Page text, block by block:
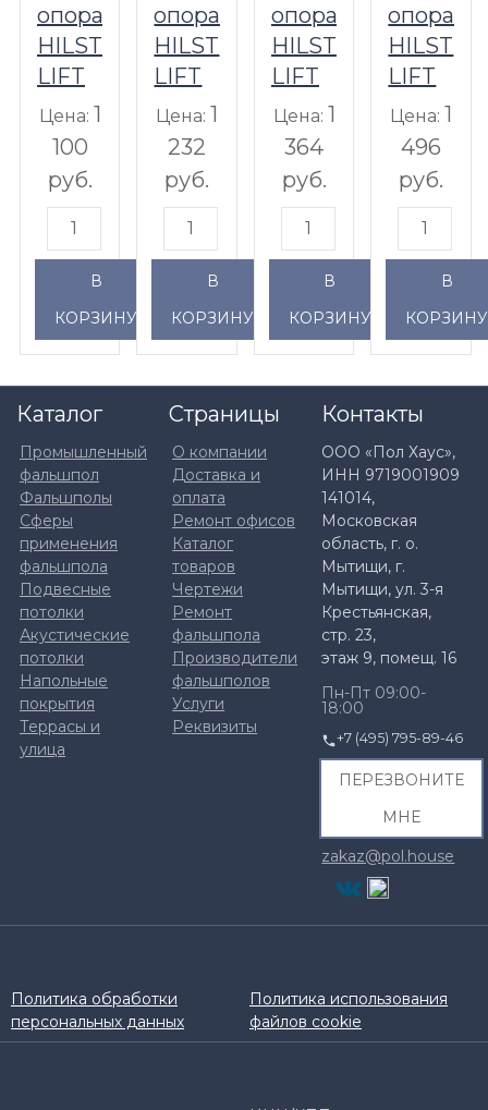
опора
HILST
LIFT
F7
(235-
мм)
Цена: 1
100
руб.
В
КОРЗИНУ
опора
HILST
LIFT
F8
(285-
430
мм)
Цена: 1
232
руб.
В
КОРЗИНУ
опора
HILST
LIFT
F9
(335-
мм)
Цена: 1
364
руб.
В
КОРЗИНУ
опора
HILST
LIFT
F10
(385-
мм)
Цена: 1
496
руб.
В
КОРЗИНУ
Контакты
ООО «Пол Хаус»,
ИНН 9719001909
141014,
Московская
область, г. о.
Мытищи, г.
Мытищи, ул. 3-я
Крестьянская,
стр. 23,
этаж 9, помещ. 16
Пн-Пт 09:00-
18:00
+7 (495) 795-89-46
ПЕРЕЗВОНИТЕ
МНЕ
zakaz@pol.house
Каталог
Промышленный
фальшпол
Фальшполы
Сферы
применения
фальшпола
Подвесные
потолки
Акустические
потолки
Напольные
покрытия
Террасы и
улица
Страницы
О компании
Доставка и
оплата
Ремонт офисов
Каталог
товаров
Чертежи
Ремонт
фальшпола
Производители
фальшполов
Услуги
Реквизиты
Политика обработки
персональных данных
Политика использования
файлов cookie